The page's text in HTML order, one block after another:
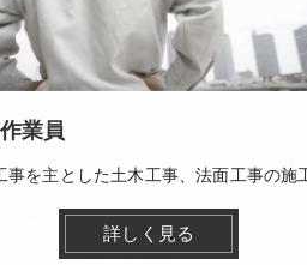
業員
詳しく見る